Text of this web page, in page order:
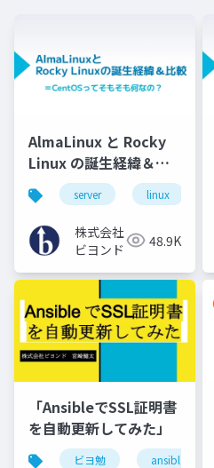
AlmaLinux と Rocky
Linux の誕生経緯＆比
較
server linux
株式会社
ビヨンド
48.9K
「AnsibleでSSL証明書
を自動更新してみた」
ビヨ勉 ansibl